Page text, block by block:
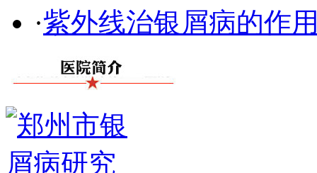
·紫外线治银屑病的作